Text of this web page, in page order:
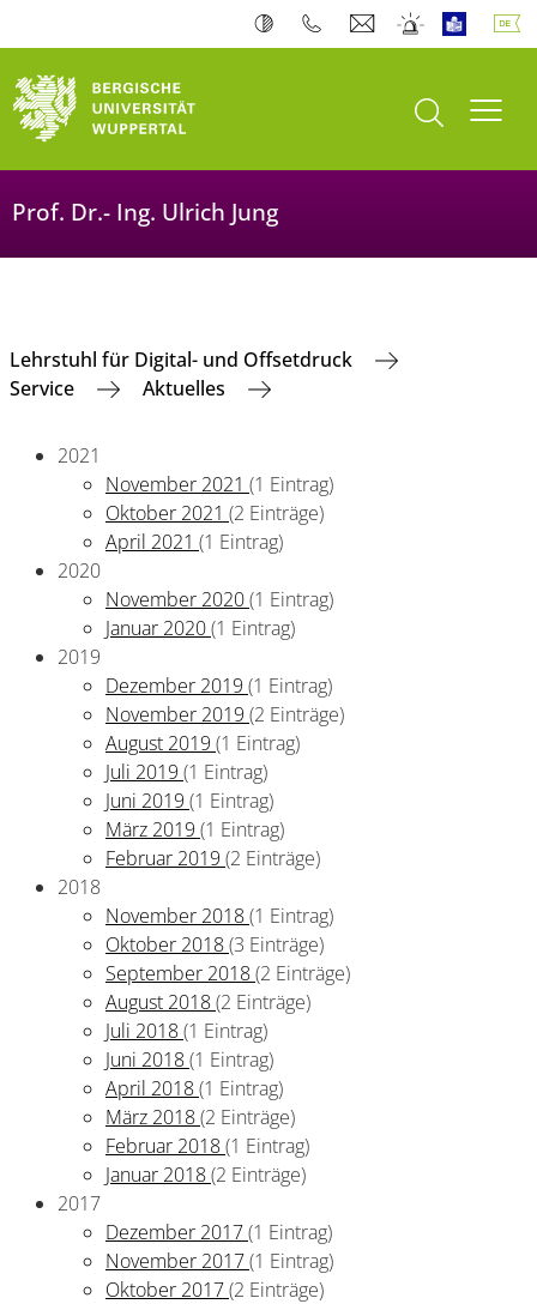
Suche öffnen
Prof. Dr.- Ing. Ulrich Jung
Lehrstuhl für Digital- und Offsetdruck
Service
Aktuelles
2021
November 2021 (1 Eintrag)
Oktober 2021 (2 Einträge)
April 2021 (1 Eintrag)
2020
November 2020(1 Eintrag)
Januar 2020(1 Eintrag)
2019
Dezember 2019 (1 Eintrag)
November 2019 (2 Einträge)
August 2019 (1 Eintrag)
Juli 2019 (1 Eintrag)
Juni 2019 (1 Eintrag)
März 2019 (1 Eintrag)
Februar 2019 (2 Einträge)
2018
November 2018(1 Eintrag)
Oktober 2018(3 Einträge)
September 2018(2 Einträge)
August 2018(2 Einträge)
Juli 2018(1 Eintrag)
Juni 2018(1 Eintrag)
April 2018(1 Eintrag)
März 2018(2 Einträge)
Februar 2018(1 Eintrag)
Januar 2018(2 Einträge)
2017
Dezember 2017(1 Eintrag)
November 2017(1 Eintrag)
Oktober 2017(2 Einträge)